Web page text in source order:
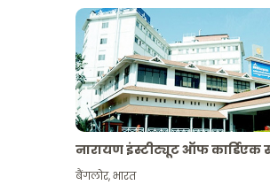
नारायण इंस्टीट्यूट ऑफ कार्डिएक
बैंगलोर,भारत